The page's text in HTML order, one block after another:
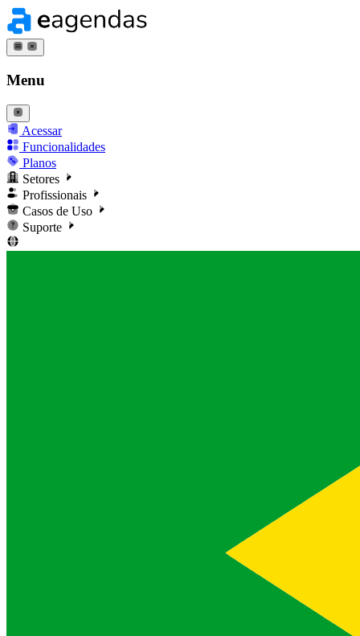
Menu
Acessar
Funcionalidades
Planos
Setores
Profissionais
Casos de Uso
Suporte